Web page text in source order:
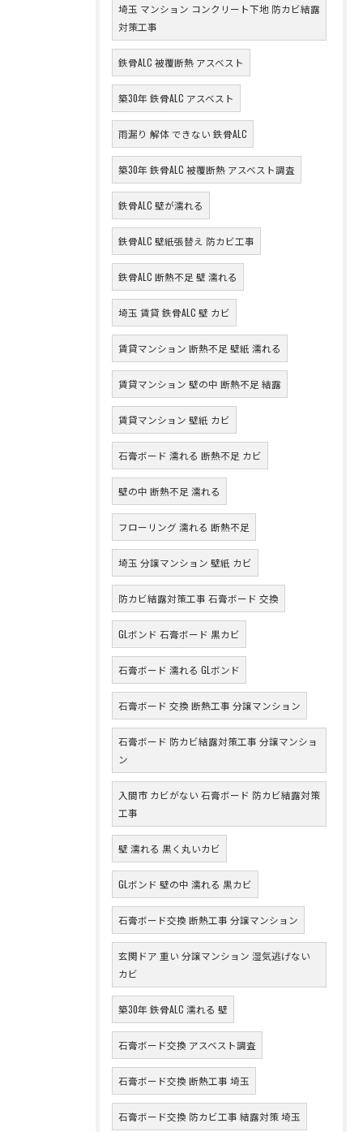
埼玉 マンション コンクリート下地 防カビ結露
対策工事
鉄骨ALC 被覆断熱 アスベスト
築30年 鉄骨ALC アスベスト
雨漏り 解体 できない 鉄骨ALC
築30年 鉄骨ALC 被覆断熱 アスベスト調査
鉄骨ALC 壁が濡れる
鉄骨ALC 壁紙張替え 防カビ工事
鉄骨ALC 断熱不足 壁 濡れる
埼玉 賃貸 鉄骨ALC 壁 カビ
賃貸マンション 断熱不足 壁紙 濡れる
賃貸マンション 壁の中 断熱不足 結露
賃貸マンション 壁紙 カビ
石膏ボード 濡れる 断熱不足 カビ
壁の中 断熱不足 濡れる
フローリング 濡れる 断熱不足
埼玉 分譲マンション 壁紙 カビ
防カビ結露対策工事 石膏ボード 交換
GLボンド 石膏ボード 黒カビ
石膏ボード 濡れる GLボンド
石膏ボード 交換 断熱工事 分譲マンション
石膏ボード 防カビ結露対策工事 分譲マンショ
ン
入間市 カビがない 石膏ボード 防カビ結露対策
工事
壁 濡れる 黒く丸いカビ
GLボンド 壁の中 濡れる 黒カビ
石膏ボード交換 断熱工事 分譲マンション
玄関ドア 重い 分譲マンション 湿気逃げない
カビ
築30年 鉄骨ALC 濡れる 壁
石膏ボード交換 アスベスト調査
石膏ボード交換 断熱工事 埼玉
石膏ボード交換 防カビ工事 結露対策 埼玉